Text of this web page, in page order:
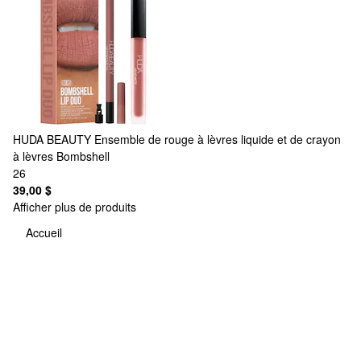
HUDA BEAUTY Ensemble de rouge à lèvres liquide et de crayon
à lèvres Bombshell
26
39,00 $
Afficher plus de produits
Accueil